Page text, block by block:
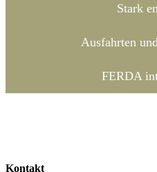
Stark
Ausfahrten
FERDA
Kontakt